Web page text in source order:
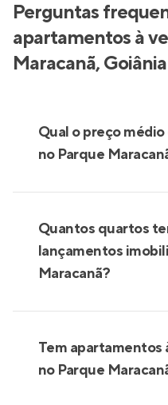
Perguntas
apartamentos à
Maracanã,
Qual o preço
no Parque
Quantos quartos
lançamentos
Maracanã?
Tem apartamentos
no Parque